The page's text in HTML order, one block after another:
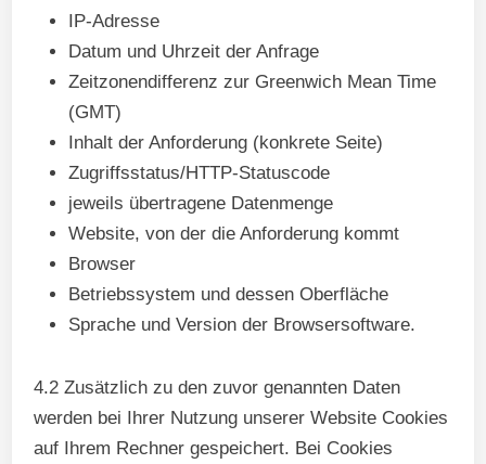
IP-Adresse
Datum und Uhrzeit der Anfrage
Zeitzonendifferenz zur Greenwich Mean Time
(GMT)
Inhalt der Anforderung (konkrete Seite)
Zugriffsstatus/HTTP-Statuscode
jeweils übertragene Datenmenge
Website, von der die Anforderung kommt
Browser
Betriebssystem und dessen Oberfläche
Sprache und Version der Browsersoftware.
4.2 Zusätzlich zu den zuvor genannten Daten
werden bei Ihrer Nutzung unserer Website Cookies
auf Ihrem Rechner gespeichert. Bei Cookies